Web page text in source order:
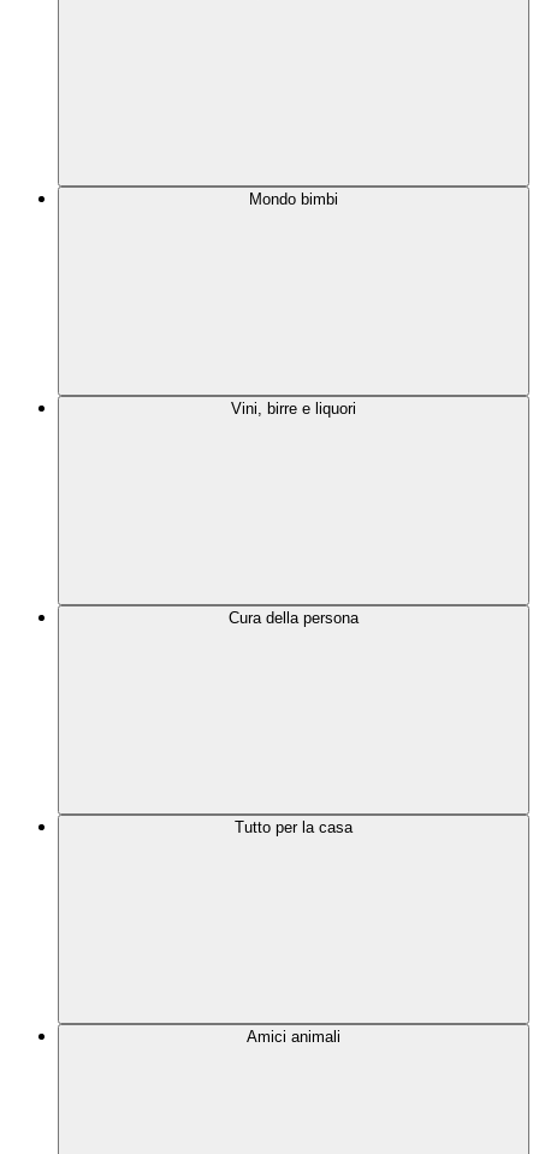
Mondo bimbi
Vini, birre e liquori
Cura della persona
Tutto per la casa
Amici animali